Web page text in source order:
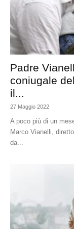
Padre
coniugale
il...
27 Maggio 2022
A poco più di un
Marco Vianelli,
da...